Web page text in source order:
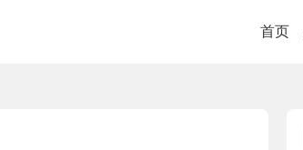
首页